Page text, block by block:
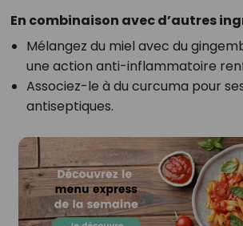
En combinaison avec d’autres
Mélangez du miel avec du
une action anti-inflammatoire
Associez-le à du curcuma pour
antiseptiques.